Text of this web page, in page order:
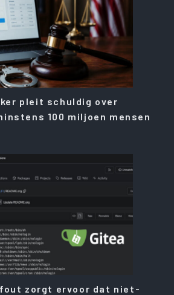
pleit schuldig over
100 miljoen mensen
zorgt ervoor dat niet-